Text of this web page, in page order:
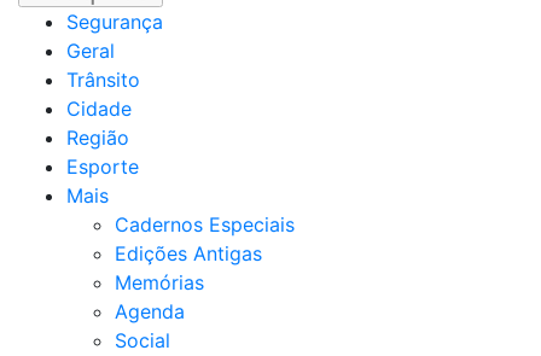
Segurança
Geral
Trânsito
Cidade
Região
Esporte
Mais
Cadernos Especiais
Edições Antigas
Memórias
Agenda
Social